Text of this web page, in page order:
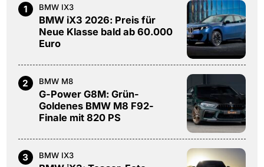
1 BMW IX3
BMW iX3 2026: Preis für
Neue Klasse bald ab 60.000
Euro
2 BMW M8
G-Power G8M: Grün-
Goldenes BMW M8 F92-
Finale mit 820 PS
3 BMW IX3